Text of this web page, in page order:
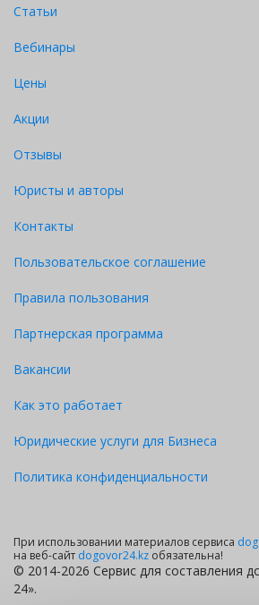
Статьи
Вебинары
Цены
Акции
Отзывы
Юристы и авторы
Контакты
Пользовательское соглашение
Правила пользования
Партнерская программа
Вакансии
Как это работает
Юридические услуги для Бизнеса
Политика конфиденциальности
При использовании материалов сервиса
на веб-сайт dogovor24.kz обязательна!
© 2014-2026 Сервис для составления
24».